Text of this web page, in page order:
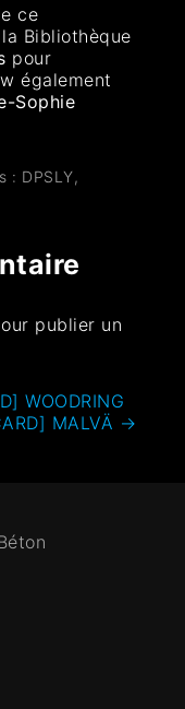
ce
Bibliothèque
pour
également
Sophie
: DPSLY,
publier un
WOODRING
MALVÄ →